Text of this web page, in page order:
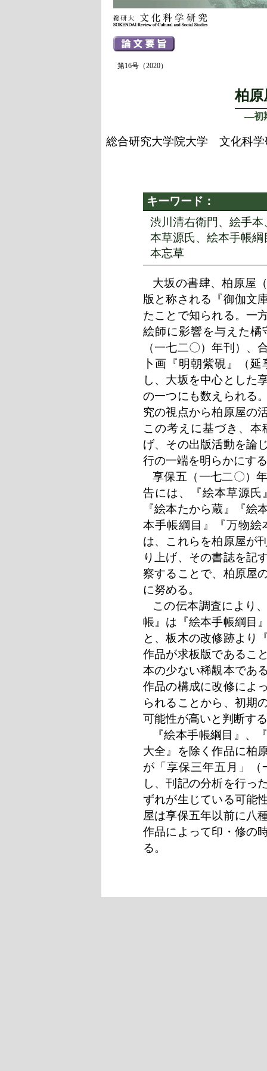
第16号（2020）
柏原
―初
総合研究大学院大学 文化科
キーワード：
渋川清右衛門、絵手
本草源氏、絵本手帳
本忘草
大坂の書肆、柏原屋
版と称される『御伽文
たことで知られる。一
絵師に影響を与えた
（一七二〇）年刊）、
卜画『明朝紫硯』（
し、大坂を中心とした
の一つにも数えられる
究の視点から柏原屋の
この考えに基づき、
げ、その出版活動を論
行の一端を明らかにす
享保五（一七二〇）
告には、『絵本草源
『絵本たから蔵』『絵
本手帳綱目』『万物
は、これらを柏原屋が
り上げ、その書誌を記
察することで、柏原屋
に努める。
この伝本調査により
帳』は『絵本手帳綱目
と、板木の改修跡より
作品が求板版であるこ
本の少ない稀覯本であ
作品の構成に改修によ
られることから、初期
可能性が高いと判断す
『絵本手帳綱目』、
大全』を除く作品に柏
が「享保三年五月」
し、刊記の分析を行っ
ずれが生じている可能
屋は享保五年以前に八
作品によって印・修の
る。